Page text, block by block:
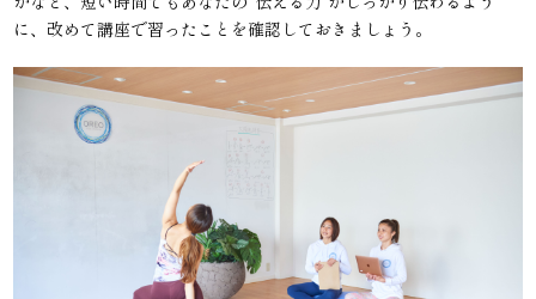
に、改めて講座で習ったことを確認しておきましょう。